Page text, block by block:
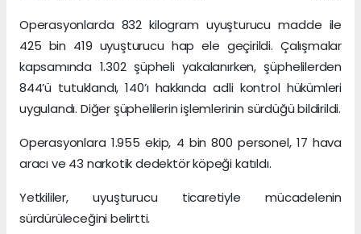
Operasyonlarda 832 kilogram uyuşturucu madde ile
425 bin 419 uyuşturucu hap ele geçirildi. Çalışmalar
kapsamında 1.302 şüpheli yakalanırken, şüphelilerden
844’ü tutuklandı, 140’ı hakkında adli kontrol hükümleri
uygulandı. Diğer şüphelilerin işlemlerinin sürdüğü bildirildi.
Operasyonlara 1.955 ekip, 4 bin 800 personel, 17 hava
aracı ve 43 narkotik dedektör köpeği katıldı.
Yetkililer, uyuşturucu ticaretiyle mücadelenin
sürdürüleceğini belirtti.